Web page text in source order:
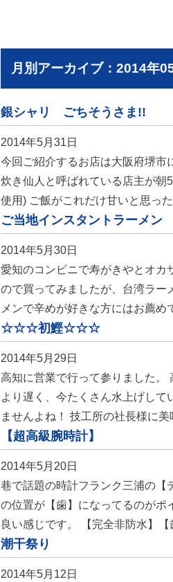
月別アーカイブ：2014年
銀シャリ ごちそうさま!!
2014年5月31日
今回ご紹介するお店は大阪府堺市
炊き仙人と呼ばれている店主が朝
使用) ご飯がこれだけ甘いと思っ
ご当地インスタントラーメン
2014年5月30日
愛知のコンビニで寿がきやとオカ
ので買ってみましたが、台湾ラー
メンで辛めが好きな方にはお薦
☆☆☆初鰹☆☆☆
2014年5月29日
高知に営業で行って参りました。
より遅く、今たくさん水上げして
ませんよね！ 技工所の社長様に
【超高級腕時計】
2014年5月20日
巷で話題の時計フランク三浦の
の位置が【歯】になってるのがポ
良い感じです。 【完全非防水】
潮干祭り
2014年5月12日